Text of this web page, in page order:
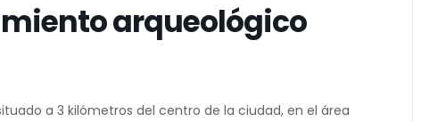
arqueológico
a 3 kilómetros del centro de la ciudad, en el área